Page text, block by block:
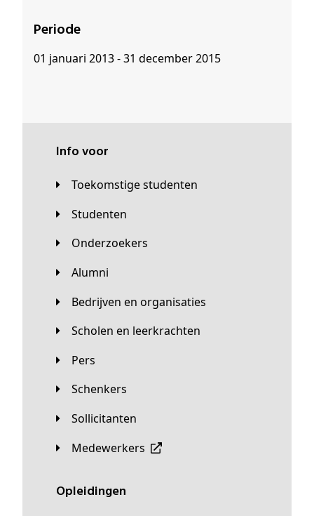
Periode
01 januari 2013 - 31 december 2015
Info voor
Toekomstige studenten
Studenten
Onderzoekers
Alumni
Bedrijven en organisaties
Scholen en leerkrachten
Pers
Schenkers
Sollicitanten
Medewerkers
Opleidingen